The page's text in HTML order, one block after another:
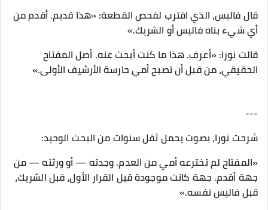
قال فاليس، الذي اقترب لفحص القطعة: «هذا قديم. أقدم من
أي شيء بناه فاليس أو الشريك.»
قالت نورا: «أعرف. هذا ما كنت أبحث عنه. أصل المفتاح
الحقيقي، من قبل أن تصبح أمي حارسة الأرشيف الأولى.»
---
شرحت نورا، بصوت يحمل ثقل سنوات من البحث الوحيد:
«المفتاح لم تخترعه أمي من العدم. وجدته — أو ورثته — من
جهة أقدم. جهة كانت موجودة قبل القرار الأول، قبل الشريك،
قبل فاليس نفسه.»